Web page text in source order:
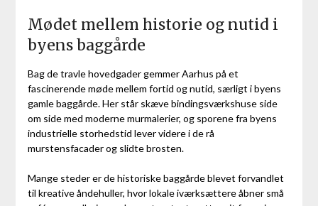
Mødet mellem historie og nutid i
byens baggårde
Bag de travle hovedgader gemmer Aarhus på et
fascinerende møde mellem fortid og nutid, særligt i byens
gamle baggårde. Her står skæve bindingsværkshuse side
om side med moderne murmalerier, og sporene fra byens
industrielle storhedstid lever videre i de rå
murstensfacader og slidte brosten.
Mange steder er de historiske baggårde blevet forvandlet
til kreative åndehuller, hvor lokale iværksættere åbner små